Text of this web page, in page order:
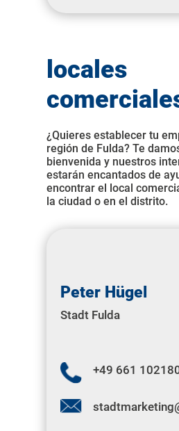
locales
¿Quieres establecer tu
región de Fulda? Te
bienvenida y nuestros
estarán encantados de
encontrar el local
la ciudad o en el distrito.
Peter Hügel
Stadt Fulda
+49 661